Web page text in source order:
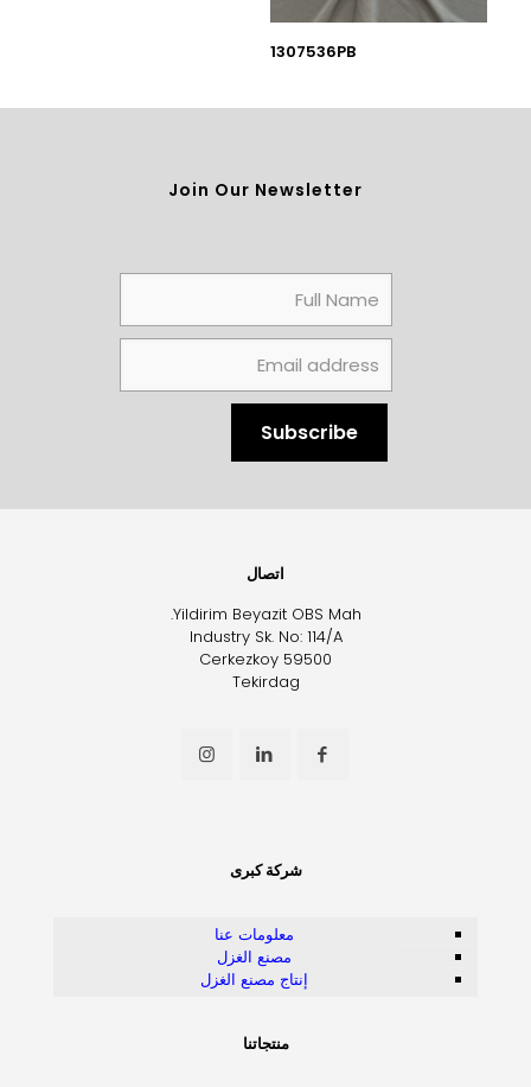
1307536PB
Join Our Newsletter
اتصال
Yildirim Beyazit OBS Mah.
Industry Sk. No: 114/A
Cerkezkoy 59500
Tekirdag
شركة كبرى
معلومات عنا
مصنع الغزل
إنتاج مصنع الغزل
منتجاتنا